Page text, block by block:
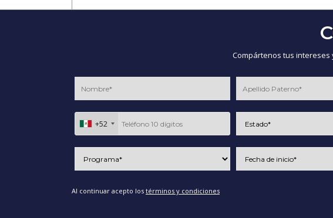
Compártenos tus intereses
+52
Al continuar acepto los términos y condiciones